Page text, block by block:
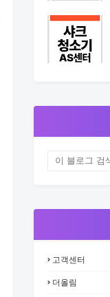
고객센터
더올림